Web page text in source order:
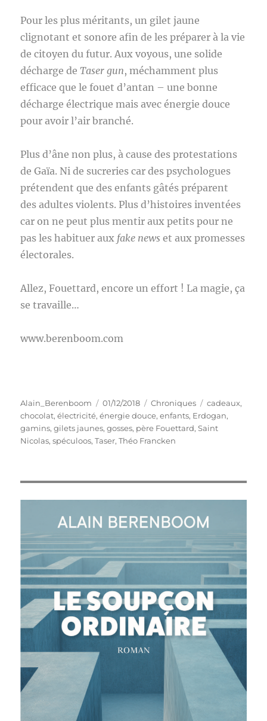
Pour les plus méritants, un gilet jaune
clignotant et sonore afin de les préparer à la vie
de citoyen du futur. Aux voyous, une solide
décharge deTaser gun, méchamment plus
efficace que le fouet d’antan – une bonne
décharge électrique mais avec énergie douce
pour avoir l’air branché.
Plus d’âne non plus, à cause des protestations
de Gaïa. Ni de sucreries car des psychologues
prétendent que des enfants gâtés préparent
des adultes violents. Plus d’histoires inventées
car on ne peut plus mentir aux petits pour ne
pas les habituer aux fake news et aux promesses
électorales.
Allez, Fouettard, encore un effort ! La magie, ça
se travaille…
www.berenboom.com
Auteur
Alain_Berenboom
Publié
le
01/12/2018 Catégories
Chroniques Étiquettes
cadeaux,
chocolat,électricité,énergie douce,enfants, Erdogan,
gamins,gilets jaunes,gosses, père Fouettard,Saint
Nicolas,spéculoos,Taser,Théo Francken